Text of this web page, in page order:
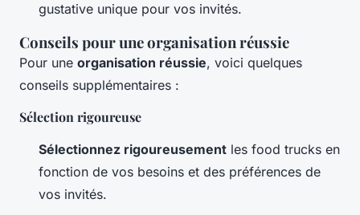
gustative unique pour vos invités.
Conseils pour une organisation réussie
Pour une organisation réussie, voici quelques
conseils supplémentaires :
Sélection rigoureuse
Sélectionnez rigoureusement les food trucks en
fonction de vos besoins et des préférences de
vos invités.